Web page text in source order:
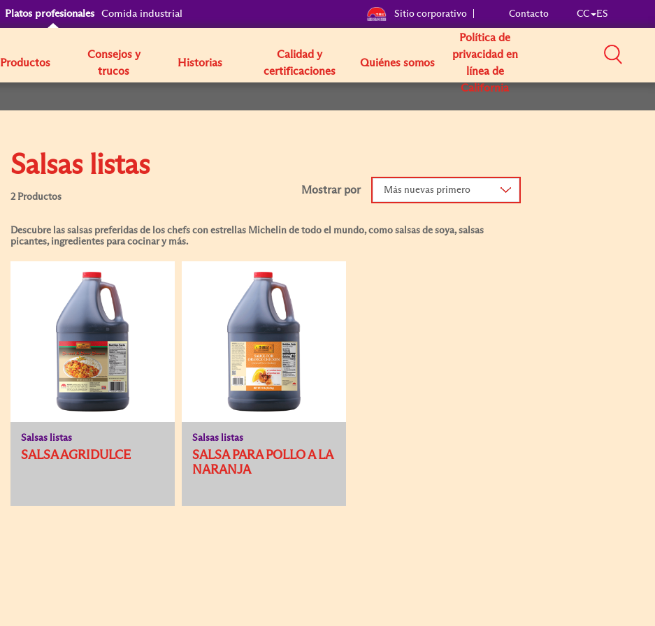
Platos profesionales Comida industrial Sitio corporativo Contacto CC ES
Productos
Consejos y
trucos
Historias
Calidad y
certificaciones
Quiénes somos
Política de
privacidad en
línea de
California
Salsas listas
2 Productos
Mostrar por Más nuevas primero
Descubre las salsas preferidas de los chefs con estrellas Michelin de todo el mundo, como salsas de soya, salsas
picantes, ingredientes para cocinar y más.
Salsas listas
SALSA AGRIDULCE
Salsas listas
SALSA PARA POLLO A LA
NARANJA